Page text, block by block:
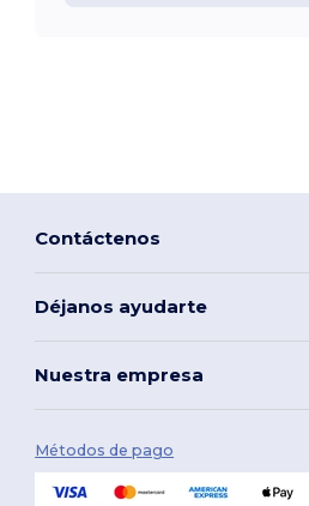
Contáctenos
Déjanos ayudarte
Nuestra empresa
Métodos de pago